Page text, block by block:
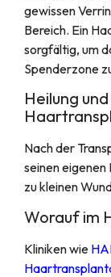
gewissen
Bereich. Ein
sorgfältig, um
Spenderzone
Heilung
Nach der
seinen eigenen
zu kleinen
Worauf im
Kliniken wie